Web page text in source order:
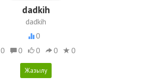
dadkih
dadkih
0
0
0 0 0 0